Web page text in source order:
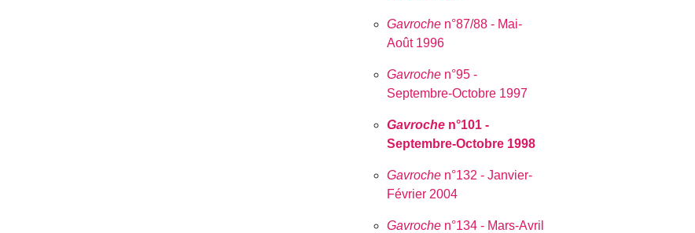
Gavroche n°87/88 - Mai-
Août 1996
Gavroche n°95 -
Septembre-Octobre 1997
Gavroche n°101 -
Septembre-Octobre 1998
Gavroche n°132 - Janvier-
Février 2004
Gavroche n°134 - Mars-Avril